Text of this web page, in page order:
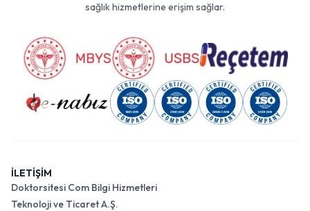
sağlık hizmetlerine erişim sağlar.
İLETİŞİM
Doktorsitesi Com Bilgi Hizmetleri
Teknoloji ve Ticaret A.Ş.